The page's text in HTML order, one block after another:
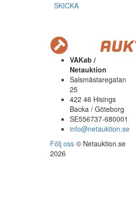
SKICKA
VAKab /
Netauktion
Salsmästaregatan
25
422 46 Hisings
Backa / Göteborg
SE556737-680001
info@netauktion.se
Följ oss © Netauktion.se
2026